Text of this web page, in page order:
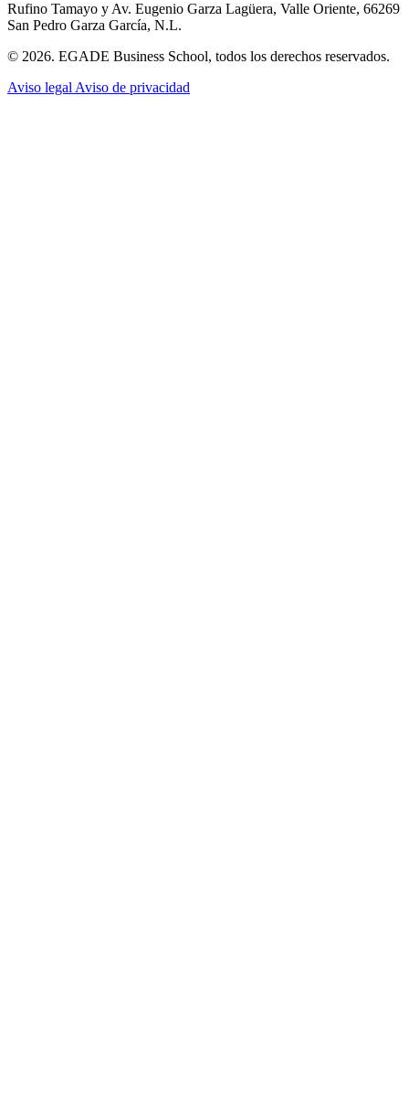
Rufino Tamayo y Av. Eugenio Garza Lagüera, Valle Oriente, 66269
San Pedro Garza García, N.L.
© 2026. EGADE Business School, todos los derechos reservados.
Aviso legal Aviso de privacidad